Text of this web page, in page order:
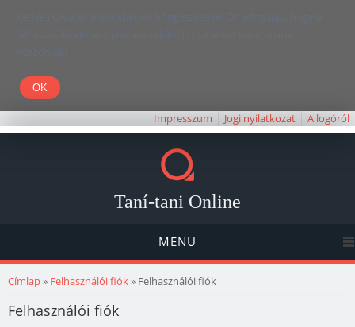
Kedves Olvasó! Weboldalunk böngészésével Ön elfogadja, hogy a
felhasználói élmény javítása céljából cookie-kat használunk.
Köszönjük!
Impresszum Jogi nyilatkozat A logóról
Taní-tani Online
MENU
Jelenlegi hely
Címlap» Felhasználói fiók» Felhasználói fiók
Felhasználói fiók